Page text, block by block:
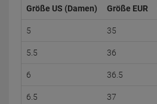
Größe US (Damen) Größe EUR
5 35
5.5 36
6 36.5
6.5 37